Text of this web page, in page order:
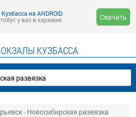
на ANDROID
у вас в кармане
Скачать
КУЗБАССА
- Новосибирская развязка